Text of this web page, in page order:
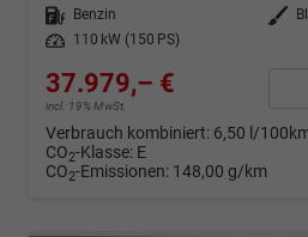
Kraftstoff
Benzin Außenfarbe
Leistung
110 kW (150 PS)
37.979,– €
incl. 19% MwSt.
Verbrauch kombiniert: 6,50 l/
CO2-Klasse: E
CO2-Emissionen: 148,00 g/km